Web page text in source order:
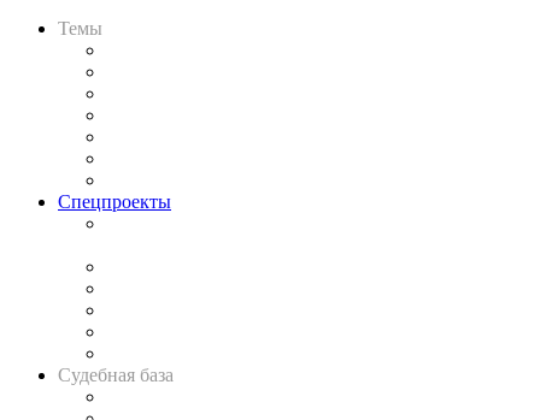
Темы
Спецпроекты
Судебная база